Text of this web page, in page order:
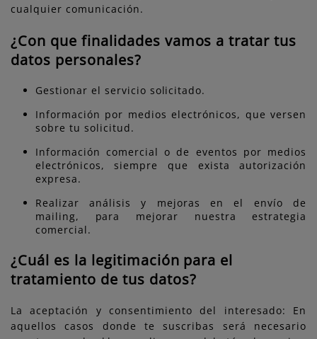
cualquier comunicación.
¿Con que finalidades vamos a tratar tus
datos personales?
Gestionar el servicio solicitado.
Información por medios electrónicos, que versen
sobre tu solicitud.
Información comercial o de eventos por medios
electrónicos, siempre que exista autorización
expresa.
Realizar análisis y mejoras en el envío de
mailing, para mejorar nuestra estrategia
comercial.
¿Cuál es la legitimación para el
tratamiento de tus datos?
La aceptación y consentimiento del interesado: En
aquellos casos donde te suscribas será necesario